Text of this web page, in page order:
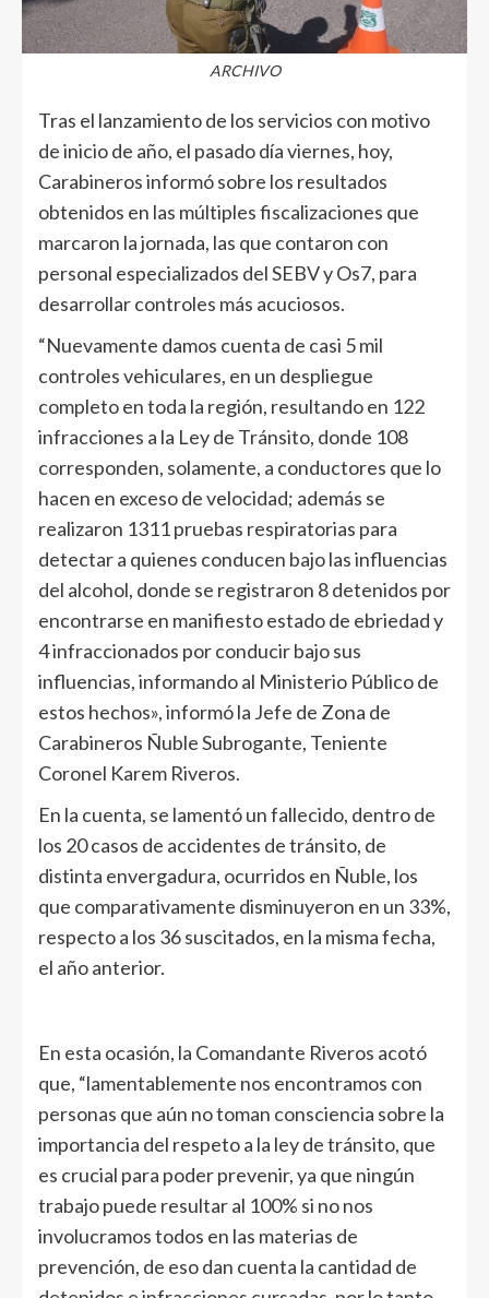
ARCHIVO
Tras el lanzamiento de los servicios con motivo
de inicio de año, el pasado día viernes, hoy,
Carabineros informó sobre los resultados
obtenidos en las múltiples fiscalizaciones que
marcaron la jornada, las que contaron con
personal especializados del SEBV y Os7, para
desarrollar controles más acuciosos.
“Nuevamente damos cuenta de casi 5 mil
controles vehiculares, en un despliegue
completo en toda la región, resultando en 122
infracciones a la Ley de Tránsito, donde 108
corresponden, solamente, a conductores que lo
hacen en exceso de velocidad; además se
realizaron 1311 pruebas respiratorias para
detectar a quienes conducen bajo las influencias
del alcohol, donde se registraron 8 detenidos por
encontrarse en manifiesto estado de ebriedad y
4 infraccionados por conducir bajo sus
influencias, informando al Ministerio Público de
estos hechos», informó la Jefe de Zona de
Carabineros Ñuble Subrogante, Teniente
Coronel Karem Riveros.
En la cuenta, se lamentó un fallecido, dentro de
los 20 casos de accidentes de tránsito, de
distinta envergadura, ocurridos en Ñuble, los
que comparativamente disminuyeron en un 33%,
respecto a los 36 suscitados, en la misma fecha,
el año anterior.
En esta ocasión, la Comandante Riveros acotó
que, “lamentablemente nos encontramos con
personas que aún no toman consciencia sobre la
importancia del respeto a la ley de tránsito, que
es crucial para poder prevenir, ya que ningún
trabajo puede resultar al 100% si no nos
involucramos todos en las materias de
prevención, de eso dan cuenta la cantidad de